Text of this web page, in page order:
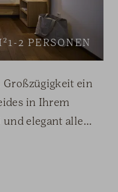
1-2 PERSONEN
ein
in Ihrem
elegant alle